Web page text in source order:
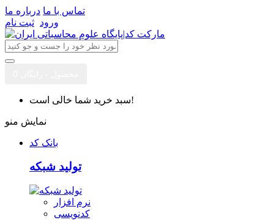
تماس با ما درباره ما
ورود ثبت نام
سبد خرید شما خالی است!
نمایش منو
بانک کد
تولید شبکه
نرم افزار
کدنویسی